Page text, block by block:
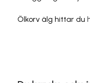
Ölkorv älg hittar du